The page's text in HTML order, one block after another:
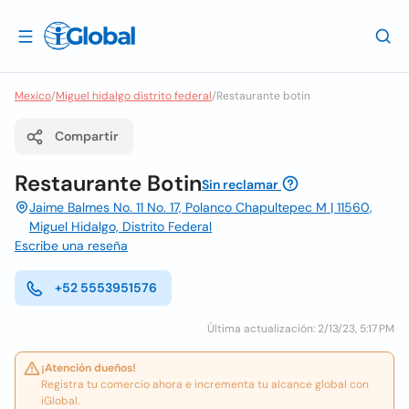
Mexico/Miguel hidalgo distrito federal/Restaurante botin
Compartir
Restaurante BotinSin reclamar
Jaime Balmes No. 11 No. 17, Polanco Chapultepec M | 11560,
Miguel Hidalgo, Distrito Federal
Escribe una reseña
+52 5553951576
Última actualización: 2/13/23, 5:17 PM
¡Atención dueños!
Registra tu comercio ahora e incrementa tu alcance global con
iGlobal.